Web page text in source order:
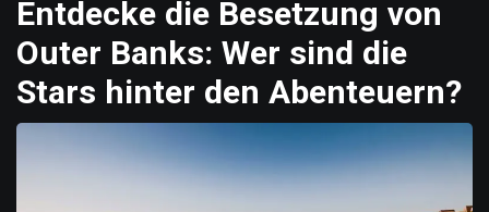
Entdecke die Besetzung von
Outer Banks: Wer sind die
Stars hinter den Abenteuern?